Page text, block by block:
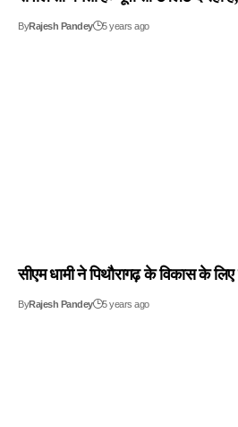
ByRajesh Pandey 5 years ago
सीएम धामी ने पिथौरागढ़ के विकास के
ByRajesh Pandey 5 years ago